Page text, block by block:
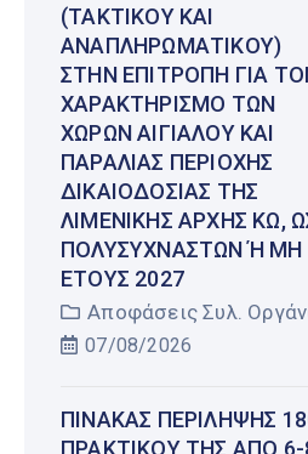
(ΤΑΚΤΙΚΟΎ ΚΑΙ
ΑΝΑΠΛΗΡΩΜΑΤΙΚΟΎ)
ΣΤΗΝ ΕΠΙΤΡΟΠΉ ΓΙΑ
ΧΑΡΑΚΤΗΡΙΣΜΌ ΤΩΝ
ΧΏΡΩΝ ΑΙΓΙΑΛΟΎ ΚΑΙ
ΠΑΡΑΛΊΑΣ ΠΕΡΙΟΧΉΣ
ΔΙΚΑΙΟΔΟΣΊΑΣ ΤΗΣ
ΛΙΜΕΝΙΚΉΣ ΑΡΧΉΣ ΚΩ,
ΠΟΛΥΣΎΧΝΑΣΤΩΝ Ή ΜΗ Έ
ΤΟΥΣ 2027
Αποφάσεις Συλ.
07/08/2026
ΠΊΝΑΚΑΣ ΠΕΡΊΛΗΨΗΣ
ΠΡΑΚΤΙΚΟΎ ΤΗΣ ΑΠΌ 6-